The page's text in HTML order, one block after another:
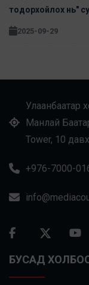
тодорхойлох нь"
2025-09-29
Улаанбаатар
Манлай
Tower, 10
+976-7000-
БУСАД